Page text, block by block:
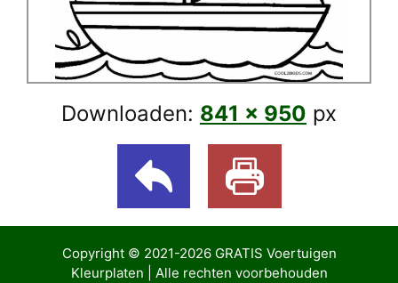
Downloaden: 841 × 950 px
Copyright © 2021-2026 GRATIS Voertuigen
Kleurplaten | Alle rechten voorbehouden